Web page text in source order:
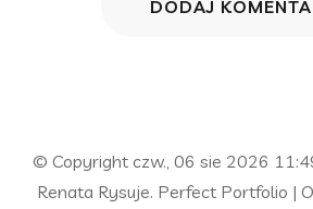
© Copyright czw., 06 sie 2026
Renata Rysuje. Perfect Portfolio |